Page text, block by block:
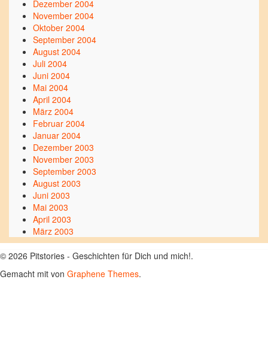
Dezember 2004
November 2004
Oktober 2004
September 2004
August 2004
Juli 2004
Juni 2004
Mai 2004
April 2004
März 2004
Februar 2004
Januar 2004
Dezember 2003
November 2003
September 2003
August 2003
Juni 2003
Mai 2003
April 2003
März 2003
© 2026 Pitstories - Geschichten für Dich und mich!.
Gemacht mit von Graphene Themes.